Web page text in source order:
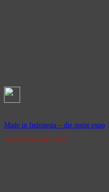
Made in Indonesia – die meist expo
ASIEN UND NAHER OSTEN